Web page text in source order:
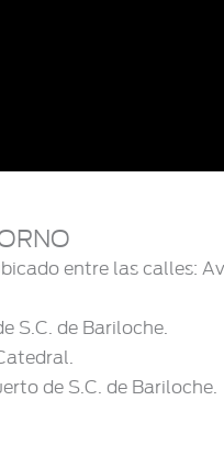
entre las calles:
S.C. de Bariloche.
de S.C. de Bariloche.